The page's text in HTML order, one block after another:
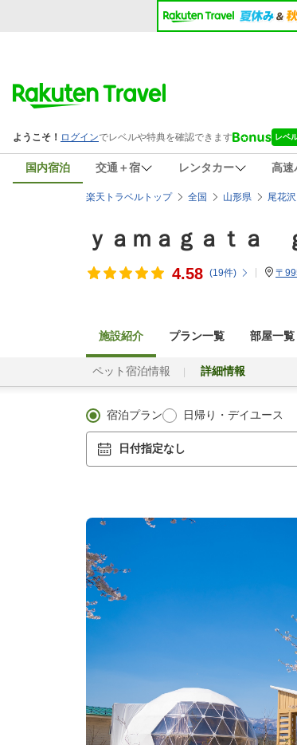
国内宿泊 交通＋宿 レンタカー 高速
楽天トラベルトップ 全国 山形県 尾花
ｙａｍａｇａｔａ
4.58 (19件) 〒
施設紹介 プラン一覧 部屋一覧
ペット宿泊情報 詳細情報
宿泊プラン 日帰り・デイユース
日付指定なし